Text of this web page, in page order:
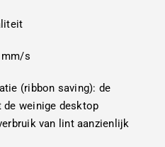
mm/s
(ribbon saving): de
weinige desktop
van lint aanzienlijk